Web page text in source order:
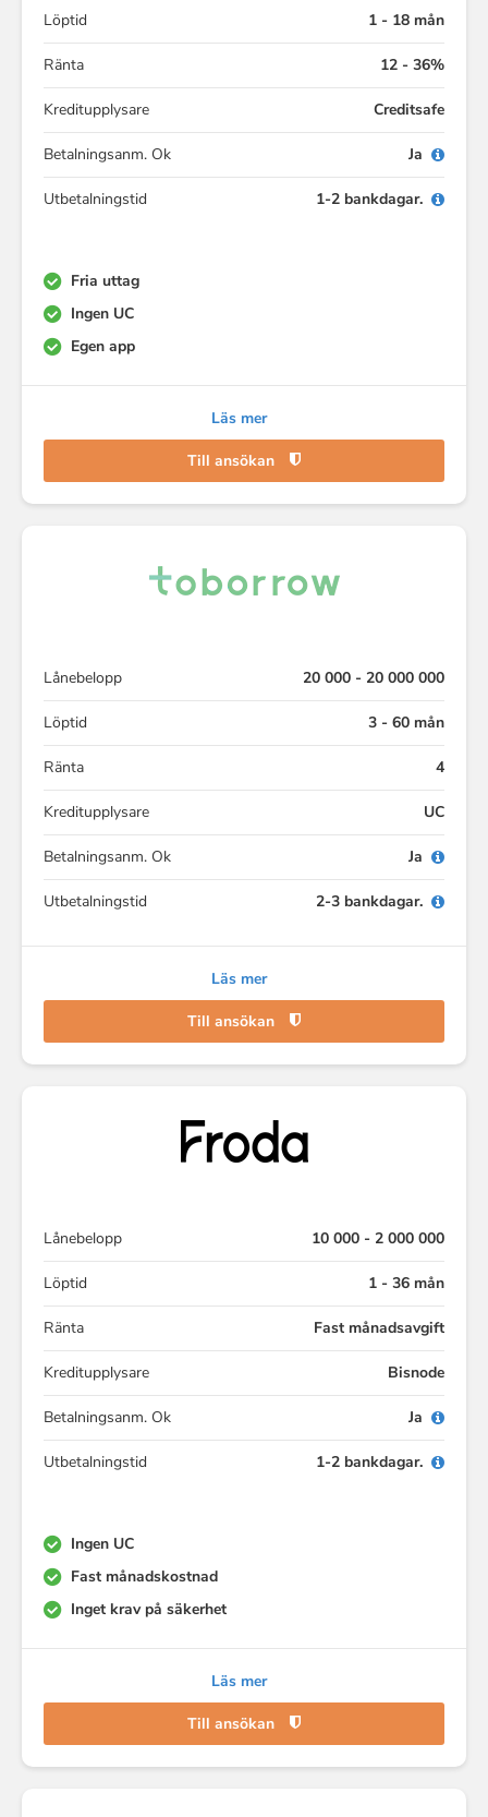
Löptid 1 - 18 mån
Ränta 12 - 36%
Kreditupplysare Creditsafe
Betalningsanm. Ok Ja
Utbetalningstid 1-2 bankdagar.
Fria uttag
Ingen UC
Egen app
Läs mer
Till ansökan
Lånebelopp 20 000 - 20 000 000
Löptid 3 - 60 mån
Ränta 4
Kreditupplysare UC
Betalningsanm. Ok Ja
Utbetalningstid 2-3 bankdagar.
Läs mer
Till ansökan
Lånebelopp 10 000 - 2 000 000
Löptid 1 - 36 mån
Ränta Fast månadsavgift
Kreditupplysare Bisnode
Betalningsanm. Ok Ja
Utbetalningstid 1-2 bankdagar.
Ingen UC
Fast månadskostnad
Inget krav på säkerhet
Läs mer
Till ansökan